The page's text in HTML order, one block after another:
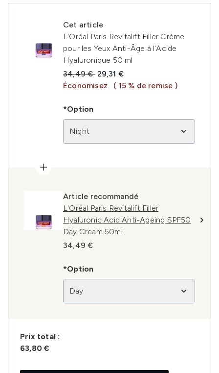
Cet article
L'Oréal Paris Revitalift Filler Crème
pour les Yeux Anti-Âge à l'Acide
Hyaluronique 50 ml
Prix de vente :
34,49 € Prix ​​actuel :
29,31 €
Économisez
( 15 % de remise )
*Option
Night
Article recommandé
L'Oréal Paris Revitalift Filler
Hyaluronic Acid Anti-Ageing SPF50
Day Cream 50ml
34,49 €
*Option
Day
Prix ​​total :
63,80 €